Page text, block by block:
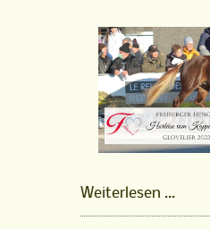
Weiterlesen …FM